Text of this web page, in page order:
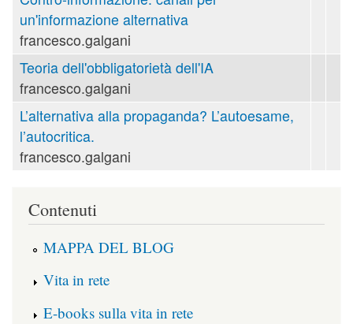
un'informazione alternativa
francesco.galgani
Teoria dell'obbligatorietà dell'IA
francesco.galgani
L’alternativa alla propaganda? L’autoesame,
l’autocritica.
francesco.galgani
Contenuti
MAPPA DEL BLOG
Vita in rete
E-books sulla vita in rete